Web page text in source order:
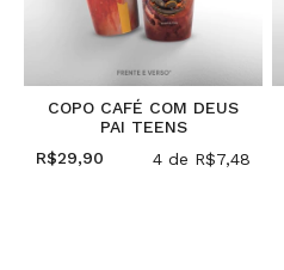
COPO CAFÉ COM DEUS
PAI TEENS
R$29,90
4 de R$7,48